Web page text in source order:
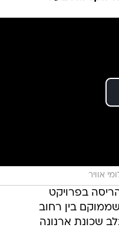
אוויר
בפרויקט
שממוקם בין רחוב
שכונת ארנונה